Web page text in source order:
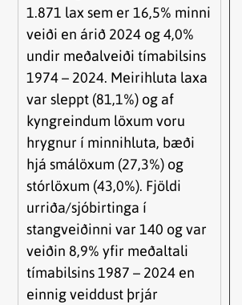
1.871 lax sem er 16,5% minni
veiði en árið 2024 og 4,0%
undir meðalveiði tímabilsins
1974 – 2024. Meirihluta laxa
var sleppt (81,1%) og af
kyngreindum löxum voru
hrygnur í minnihluta, bæði
hjá smálöxum (27,3%) og
stórlöxum (43,0%). Fjöldi
urriða/sjóbirtinga í
stangveiðinni var 140 og var
veiðin 8,9% yfir meðaltali
tímabilsins 1987 – 2024 en
einnig veiddust þrjár